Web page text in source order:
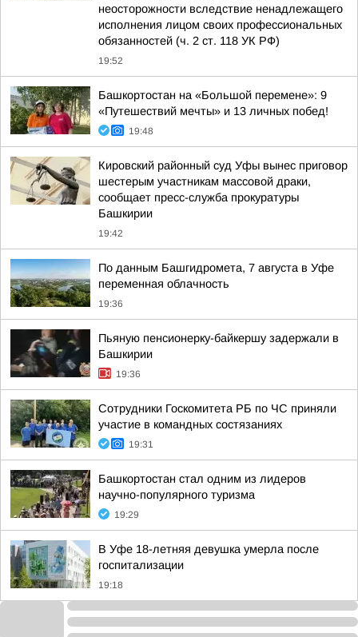
неосторожности вследствие ненадлежащего
исполнения лицом своих профессиональных
обязанностей (ч. 2 ст. 118 УК РФ)
19:52
Башкортостан на «Большой перемене»: 9
«Путешествий мечты» и 13 личных побед!
19:48
Кировский районный суд Уфы вынес приговор
шестерым участникам массовой драки,
сообщает пресс-служба прокуратуры
Башкирии
19:42
По данным Башгидромета, 7 августа в Уфе
переменная облачность
19:36
Пьяную пенсионерку-байкершу задержали в
Башкирии
19:36
Сотрудники Госкомитета РБ по ЧС приняли
участие в командных состязаниях
19:31
Башкортостан стал одним из лидеров
научно-популярного туризма
19:29
В Уфе 18-летняя девушка умерла после
госпитализации
19:18